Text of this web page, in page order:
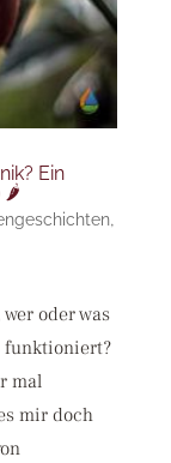
Ein
🌶
,
oder was
funktioniert?
mal
mir doch